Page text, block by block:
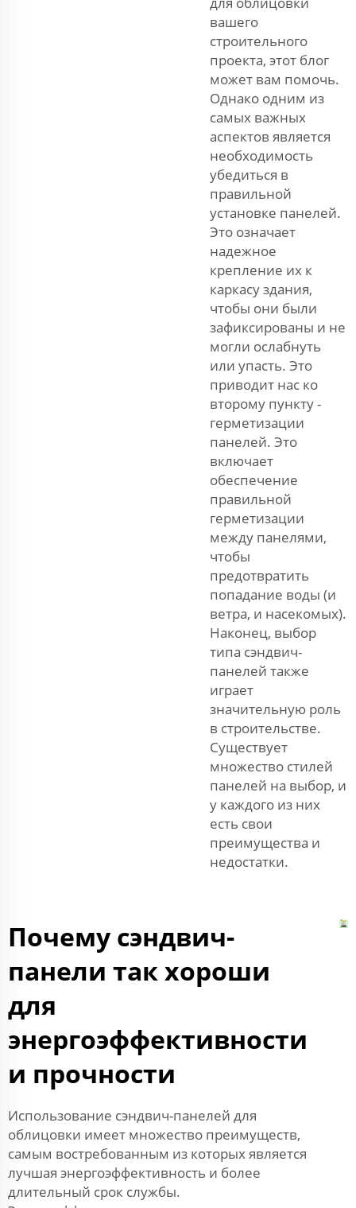
вашего
строительного
проекта, этот блог
может вам помочь.
Однако одним из
самых важных
аспектов является
необходимость
убедиться в
правильной
установке панелей.
Это означает
надежное
крепление их к
каркасу здания,
чтобы они были
зафиксированы и не
могли ослабнуть
или упасть. Это
приводит нас ко
второму пункту -
герметизации
панелей. Это
включает
обеспечение
правильной
герметизации
между панелями,
чтобы
предотвратить
попадание воды (и
ветра, и насекомых).
Наконец, выбор
типа сэндвич-
панелей также
играет
значительную роль
в строительстве.
Существует
множество стилей
панелей на выбор, и
у каждого из них
есть свои
преимущества и
недостатки.
Почему сэндвич-
панели так хороши
для
энергоэффективности
и прочности
Использование сэндвич-панелей для
облицовки имеет множество преимуществ,
самым востребованным из которых является
лучшая энергоэффективность и более
длительный срок службы.